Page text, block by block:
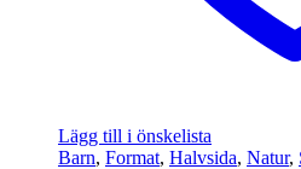
Lägg till i önskelista
Barn, Format, Halvsida, Natur,